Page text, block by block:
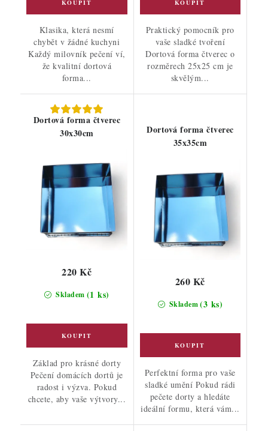
Klasika, která nesmí
chybět v žádné kuchyni
Každý milovník pečení ví,
že kvalitní dortová
forma...
Praktický pomocník pro
vaše sladké tvoření
Dortová forma čtverec o
rozměrech 25x25 cm je
skvělým...
Dortová forma čtverec
30x30cm
Skladem (1 ks)
220 Kč
Základ pro krásné dorty
Pečení domácích dortů je
radost i výzva. Pokud
chcete, aby vaše výtvory...
Dortová forma čtverec
35x35cm
Skladem(3 ks)
260 Kč
Perfektní forma pro vaše
sladké umění Pokud rádi
pečete dorty a hledáte
ideální formu, která vám...